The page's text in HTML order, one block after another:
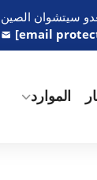
[email
الموارد